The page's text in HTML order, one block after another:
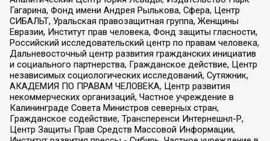
Гагарина, Фонд имени Андрея Рылькова, Сфера, Центр
СИБАЛЬТ, Уральская правозащитная группа, Женщины
Евразии, Институт прав человека, Фонд защиты гласности,
Российский исследовательский центр по правам человека,
Дальневосточный центр развития гражданских инициатив
и социального партнерства, Гражданское действие, Центр
независимых социологических исследований, Сутяжник,
АКАДЕМИЯ ПО ПРАВАМ ЧЕЛОВЕКА, Центр развития
некоммерческих организаций, Частное учреждение в
Калининграде Совета Министров северных стран,
Гражданское содействие, Трансперенси Интернешнл-Р,
Центр Защиты Прав Средств Массовой Информации,